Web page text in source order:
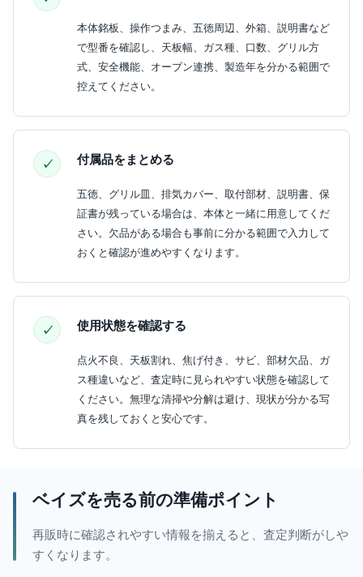
本体銘板、操作つまみ、五徳周辺、外箱、説明書など
で型番を確認し、天板幅、ガス種、口数、グリル方
式、安全機能、オーブン連携、製造年を分かる範囲で
控えてください。
付属品をまとめる
五徳、グリル皿、排気カバー、取付部材、説明書、保
証書が残っている場合は、本体と一緒に用意してくだ
さい。欠品がある場合も事前に分かる範囲で入力して
おくと確認が進めやすくなります。
使用状態を確認する
点火不良、天板割れ、焦げ付き、サビ、部材欠品、ガ
ス種違いなど、査定時に見られやすい状態を確認して
ください。無理な清掃や分解は避け、現状が分かる写
真を残しておくと安心です。
ベイズを売る前の準備ポイント
再販時に確認されやすい情報を揃えると、査定判断がしや
すくなります。